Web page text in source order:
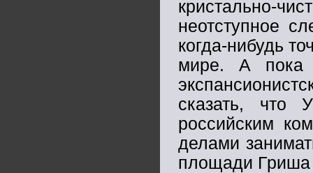
кристально-
неотступное
когда-нибудь
мире. А пока
сказать, что
российским
делами
площади Гриша